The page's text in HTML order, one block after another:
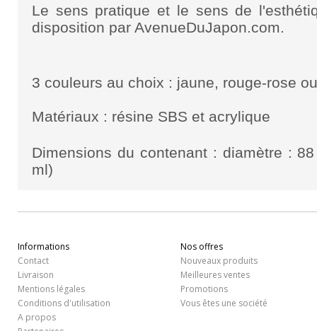
Le sens pratique et le sens de
disposition par AvenueDuJapon.com.
3 couleurs au choix : jaune, rouge-rose
Matériaux : résine SBS et acrylique
Dimensions du contenant : diamètre :
ml)
Informations
Contact
Livraison
Mentions légales
Conditions d'utilisation
A propos
Nos offres
Nouveaux produits
Meilleures ventes
Promotions
Vous êtes une société